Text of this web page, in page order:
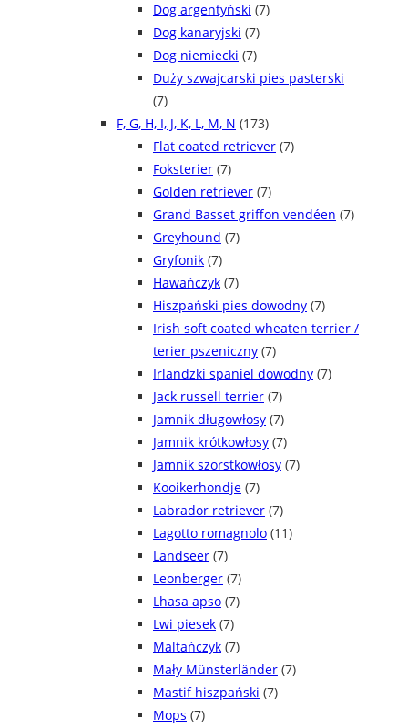
Dog argentyński (7)
Dog kanaryjski (7)
Dog niemiecki (7)
Duży szwajcarski pies pasterski
(7)
F, G, H, I, J, K, L, M, N (173)
Flat coated retriever (7)
Foksterier (7)
Golden retriever (7)
Grand Basset griffon vendéen (7)
Greyhound (7)
Gryfonik (7)
Hawańczyk (7)
Hiszpański pies dowodny (7)
Irish soft coated wheaten terrier /
terier pszeniczny (7)
Irlandzki spaniel dowodny (7)
Jack russell terrier (7)
Jamnik długowłosy (7)
Jamnik krótkowłosy (7)
Jamnik szorstkowłosy (7)
Kooikerhondje (7)
Labrador retriever (7)
Lagotto romagnolo (11)
Landseer (7)
Leonberger (7)
Lhasa apso (7)
Lwi piesek (7)
Maltańczyk (7)
Mały Münsterländer (7)
Mastif hiszpański (7)
Mops (7)